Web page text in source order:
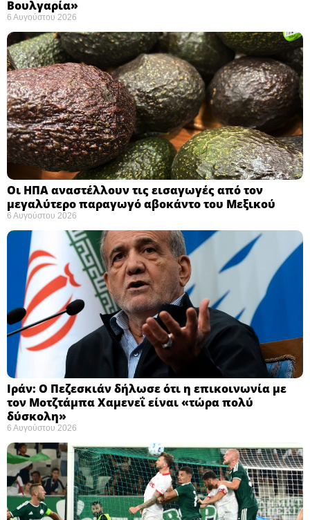
Βουλγαρία» ​
6 Αυγούστου 2026
Οι ΗΠΑ αναστέλλουν τις εισαγωγές από τον
μεγαλύτερο παραγωγό αβοκάντο του Μεξικού ​
6 Αυγούστου 2026
Ιράν: Ο Πεζεσκιάν δήλωσε ότι η επικοινωνία με
τον Μοτζτάμπα Χαμενεΐ είναι «τώρα πολύ
δύσκολη» ​
6 Αυγούστου 2026